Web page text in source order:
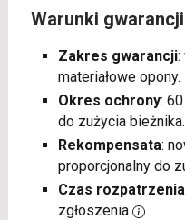
Warunki
Zakres gwarancji:
materiałowe opony.
Okres ochrony:
do zużycia bieżnika.
Rekompensata:
proporcjonalny do
Czas rozpatrzenia
zgłoszenia